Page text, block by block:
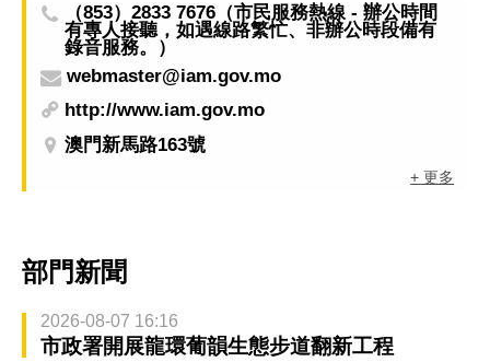
（853）2833 7676（市民服務熱線 - 辦公時間
有專人接聽，如遇線路繁忙、非辦公時段備有
錄音服務。）
webmaster@iam.gov.mo
http://www.iam.gov.mo
澳門新馬路163號
+ 更多
部門新聞
2026-08-07 16:16
市政署開展龍環葡韻生態步道翻新工程